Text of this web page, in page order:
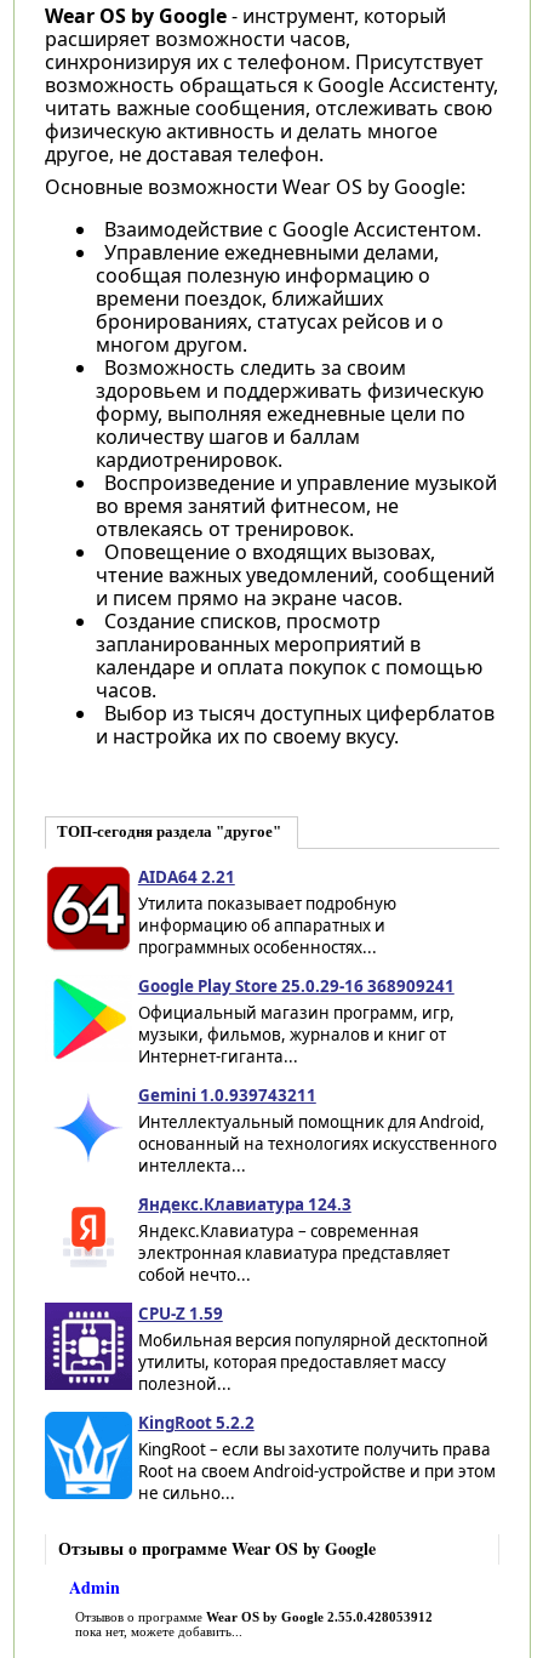
Wear OS by Google- инструмент, который
расширяет возможности часов,
синхронизируя их с телефоном. Присутствует
возможность обращаться к Google Ассистенту,
читать важные сообщения, отслеживать свою
физическую активность и делать многое
другое, не доставая телефон.
Основные возможности Wear OS by Google:
Взаимодействие с Google Ассистентом.
Управление ежедневными делами,
сообщая полезную информацию о
времени поездок, ближайших
бронированиях, статусах рейсов и о
многом другом.
Возможность следить за своим
здоровьем и поддерживать физическую
форму, выполняя ежедневные цели по
количеству шагов и баллам
кардиотренировок.
Воспроизведение и управление музыкой
во время занятий фитнесом, не
отвлекаясь от тренировок.
Оповещение о входящих вызовах,
чтение важных уведомлений, сообщений
и писем прямо на экране часов.
Создание списков, просмотр
запланированных мероприятий в
календаре и оплата покупок с помощью
часов.
Выбор из тысяч доступных циферблатов
и настройка их по своему вкусу.
ТОП-сегодня раздела "другое"
AIDA64 2.21
Утилита показывает подробную
информацию об аппаратных и
программных особенностях...
Google Play Store 25.0.29-16 368909241
Официальный магазин программ, игр,
музыки, фильмов, журналов и книг от
Интернет-гиганта...
Gemini 1.0.939743211
Интеллектуальный помощник для Android,
основанный на технологиях искусственного
интеллекта...
Яндекс.Клавиатура 124.3
Яндекс.Клавиатура – современная
электронная клавиатура представляет
собой нечто...
CPU-Z 1.59
Мобильная версия популярной десктопной
утилиты, которая предоставляет массу
полезной...
KingRoot 5.2.2
KingRoot – если вы захотите получить права
Root на своем Android-устройстве и при этом
не сильно...
Отзывы о программе Wear OS by Google
Admin
Отзывов о программе Wear OS by Google 2.55.0.428053912
пока нет, можете добавить...